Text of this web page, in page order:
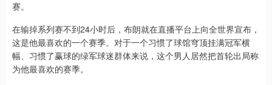
赛。
在输掉系列赛不到24小时后，布朗就在直播平台上向全世界宣布，
这是他最喜欢的一个赛季。对于一个习惯了球馆穹顶挂满冠军横
幅、习惯了赢球的绿军球迷群体来说，这个男人居然把首轮出局称
为他最喜欢的赛季。